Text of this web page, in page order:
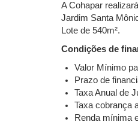
A Cohapar
Jardim Santa
Lote de 540m².
Condições de
Valor Mínimo
Prazo de
Taxa Anual de
Taxa cobrança
Renda mínima